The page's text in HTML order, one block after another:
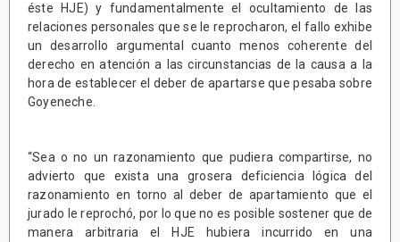
éste HJE) y fundamentalmente el ocultamiento de las
relaciones personales que se le reprocharon, el fallo exhibe
un desarrollo argumental cuanto menos coherente del
derecho en atención a las circunstancias de la causa a la
hora de establecer el deber de apartarse que pesaba sobre
Goyeneche.
“Sea o no un razonamiento que pudiera compartirse, no
advierto que exista una grosera deficiencia lógica del
razonamiento en torno al deber de apartamiento que el
jurado le reprochó, por lo que no es posible sostener que de
manera arbitraria el HJE hubiera incurrido en una